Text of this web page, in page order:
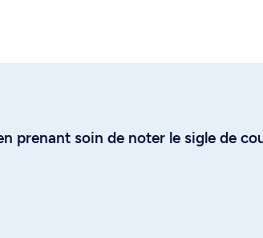
prenant soin de noter le sigle de